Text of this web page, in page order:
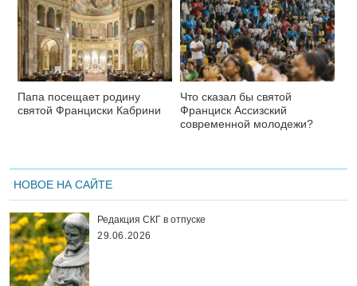
Папа посещает родину
святой Франциски Кабрини
Что сказал бы святой
Франциск Ассизский
современной молодежи?
НОВОЕ НА САЙТЕ
Редакция СКГ в отпуске
29.06.2026